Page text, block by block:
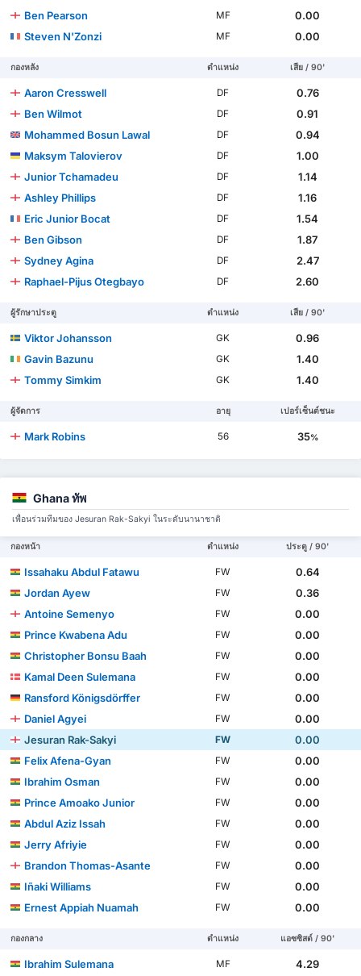
Ben Pearson
MF
0.00
Steven N'Zonzi
MF 0.00
กองหลัง ตำแหน่ง เสีย / 90'
Aaron Cresswell DF
0.76
Ben Wilmot
DF
0.91
Mohammed Bosun Lawal
DF
0.94
Maksym Talovierov
DF
1.00
Junior Tchamadeu
DF
1.14
Ashley Phillips
DF
1.16
Eric Junior Bocat
DF
1.54
Ben Gibson
DF
1.87
Sydney Agina
DF
2.47
Raphael-Pijus Otegbayo
DF 2.60
ผู้รักษาประตู ตำแหน่ง เสีย / 90'
Viktor Johansson GK
0.96
Gavin Bazunu
GK
1.40
Tommy Simkim
GK 1.40
ผู้จัดการ อายุ เปอร์เซ็นต์ชนะ
Mark Robins 56 35%
Ghana ทัพ
เพื่อนร่วมทีมของ Jesuran Rak-Sakyi ในระดับนานาชาติ
กองหน้า ตำแหน่ง ประตู / 90'
Issahaku Abdul Fatawu FW
0.64
Jordan Ayew
FW
0.36
Antoine Semenyo
FW
0.00
Prince Kwabena Adu
FW
0.00
Christopher Bonsu Baah
FW
0.00
Kamal Deen Sulemana
FW
0.00
Ransford Königsdörffer
FW
0.00
Daniel Agyei
FW
0.00
Jesuran Rak-Sakyi
FW
0.00
Felix Afena-Gyan
FW
0.00
Ibrahim Osman
FW
0.00
Prince Amoako Junior
FW
0.00
Abdul Aziz Issah
FW
0.00
Jerry Afriyie
FW
0.00
Brandon Thomas-Asante
FW
0.00
Iñaki Williams
FW
0.00
Ernest Appiah Nuamah
FW 0.00
กองกลาง ตำแหน่ง แอซซิสต์ / 90'
Ibrahim Sulemana MF
4.29